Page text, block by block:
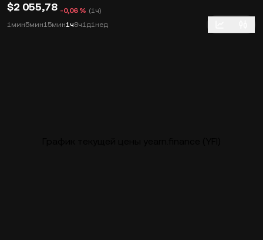
$2 055,78 -0,06 % (1ч)
1мин5мин15мин1ч8ч1д1нед